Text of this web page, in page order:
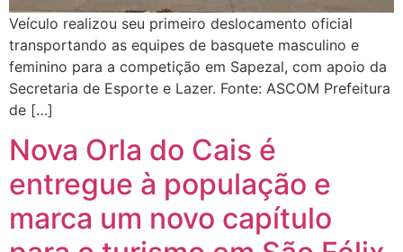
Veículo realizou seu primeiro deslocamento oficial
transportando as equipes de basquete masculino e
feminino para a competição em Sapezal, com apoio da
Secretaria de Esporte e Lazer. Fonte: ASCOM Prefeitura
de […]
Nova Orla do Cais é
entregue à população e
marca um novo capítulo